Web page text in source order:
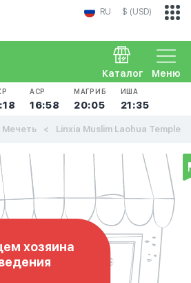
RU $ (USD)
Меню
Каталог
АСР
16:58
МАГРИБ
20:05
ИША
21:35
Мечеть Linxia Muslim Laohua Temple
хозяина